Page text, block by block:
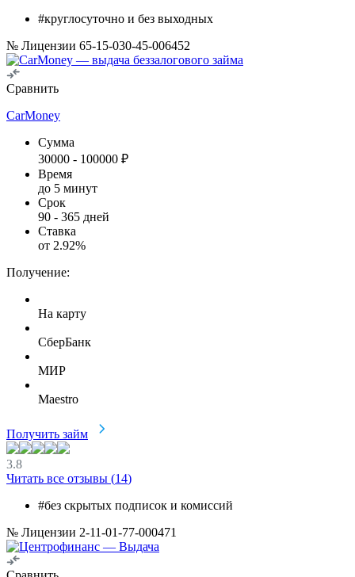
#круглосуточно и без выходных
№ Лицензии 65-15-030-45-006452
Сравнить
CarMoney
Сумма
30000 - 100000 ₽
Время
до 5 минут
Срок
90 - 365 дней
Ставка
от 2.92%
Получение:
На карту
СберБанк
МИР
Maestro
Получить займ
3.8
Читать все отзывы (14)
#без скрытых подписок и комиссий
№ Лицензии 2-11-01-77-000471